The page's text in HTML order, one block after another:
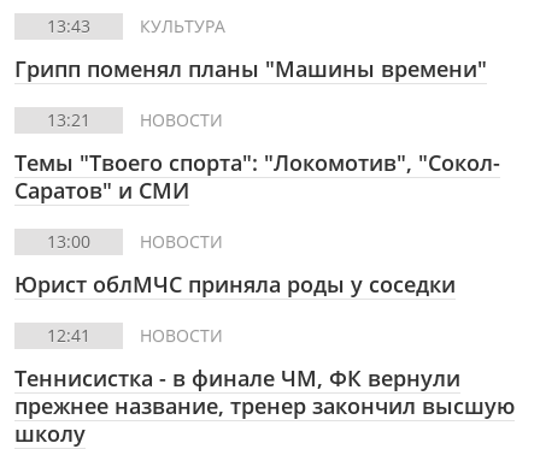
13:43 КУЛЬТУРА
Грипп поменял планы "Машины времени"
13:21 НОВОСТИ
Темы "Твоего спорта": "Локомотив", "Сокол-
Саратов" и СМИ
13:00 НОВОСТИ
Юрист облМЧС приняла роды у соседки
12:41 НОВОСТИ
Теннисистка - в финале ЧМ, ФК вернули
прежнее название, тренер закончил высшую
школу